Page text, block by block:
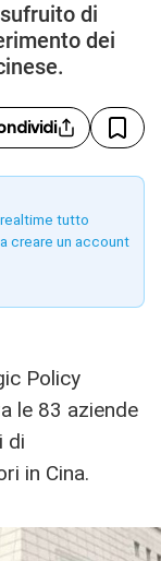
di
dei
tutto
creare un account
Policy
le 83 aziende
di
in Cina.